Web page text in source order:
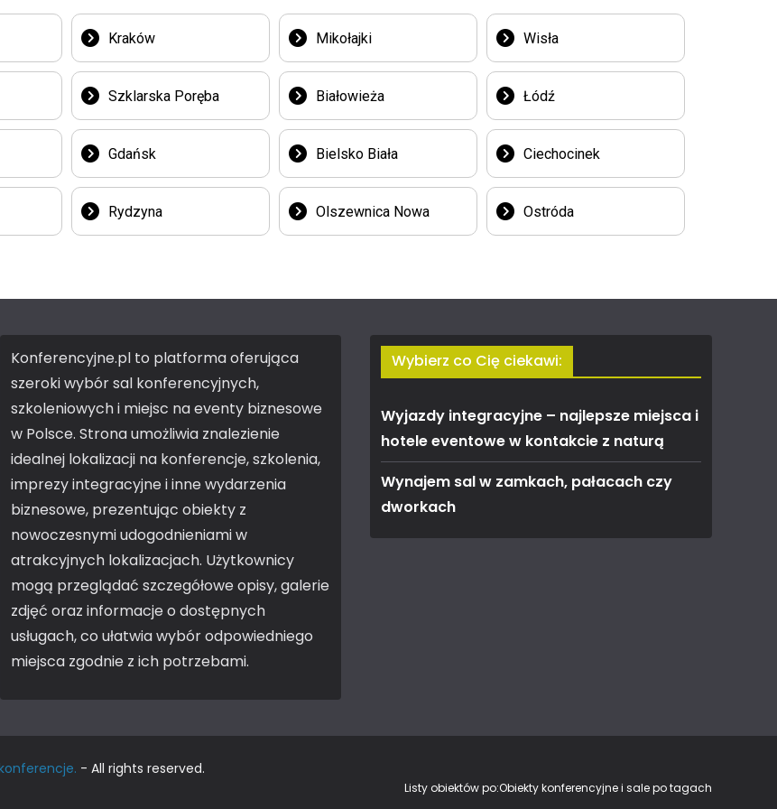
Kraków Mikołajki Wisła
Szklarska Poręba Białowieża Łódź
Gdańsk Bielsko Biała Ciechocinek
Rydzyna Olszewnica Nowa Ostróda
Konferencyjne.pl to platforma oferująca
szeroki wybór sal konferencyjnych,
szkoleniowych i miejsc na eventy biznesowe
w Polsce. Strona umożliwia znalezienie
idealnej lokalizacji na konferencje, szkolenia,
imprezy integracyjne i inne wydarzenia
biznesowe, prezentując obiekty z
nowoczesnymi udogodnieniami w
atrakcyjnych lokalizacjach. Użytkownicy
mogą przeglądać szczegółowe opisy, galerie
zdjęć oraz informacje o dostępnych
usługach, co ułatwia wybór odpowiedniego
miejsca zgodnie z ich potrzebami.
Wybierz co Cię ciekawi:
Wyjazdy integracyjne – najlepsze miejsca i
hotele eventowe w kontakcie z naturą
Wynajem sal w zamkach, pałacach czy
dworkach
Listy obiektów po:Obiekty konferencyjne i sale po tagach
- All rights reserved.